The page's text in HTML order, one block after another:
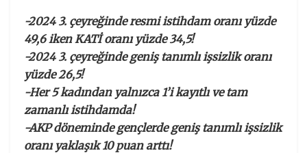
-2024 3. çeyreğinde resmi istihdam oranı yüzde
49,6 iken KATİ oranı yüzde 34,5!
-2024 3. çeyreğinde geniş tanımlı işsizlik oranı
yüzde 26,5!
-Her 5 kadından yalnızca 1’i kayıtlı ve tam
zamanlı istihdamda!
-AKP döneminde gençlerde geniş tanımlı işsizlik
oranı yaklaşık 10 puan arttı!